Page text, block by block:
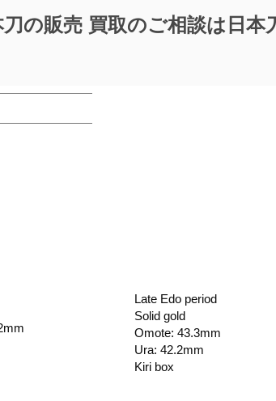
刀の販売 買取のご相談は日本
Late Edo period
Solid gold
Omote: 43.3mm
Ura: 42.2mm
Kiri box